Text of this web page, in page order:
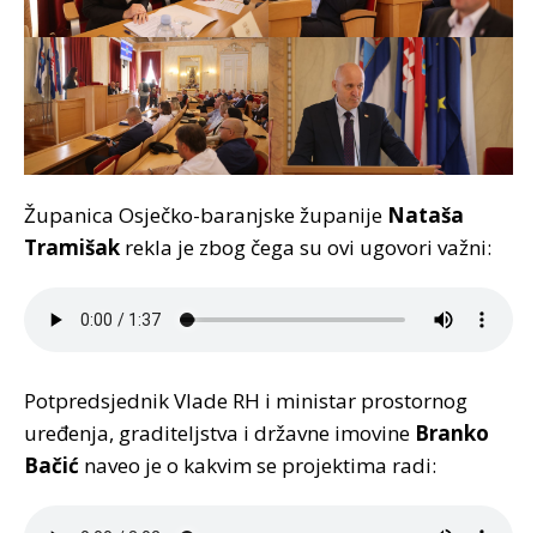
Županica Osječko-baranjske županije Nataša
Tramišak rekla je zbog čega su ovi ugovori važni:
Potpredsjednik Vlade RH i ministar prostornog
uređenja, graditeljstva i državne imovine Branko
Bačić naveo je o kakvim se projektima radi: